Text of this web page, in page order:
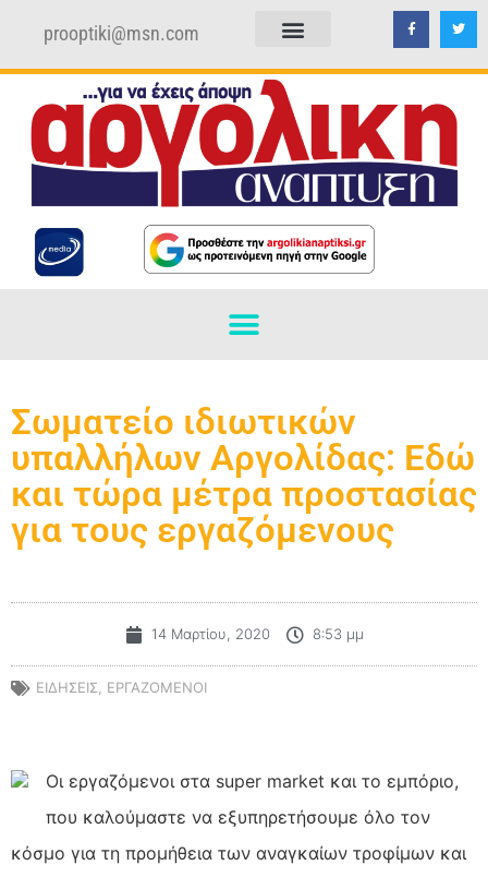
prooptiki@msn.com
Σωματείο ιδιωτικών
υπαλλήλων Aργολίδας: Εδώ
και τώρα μέτρα προστασίας
για τους εργαζόμενους
14 Μαρτίου, 2020 8:53 μμ
ΕΙΔΗΣΕΙΣ, ΕΡΓΑΖΟΜΕΝΟΙ
Οι εργαζόμενοι στα super market και το εμπόριο,
που καλούμαστε να εξυπηρετήσουμε όλο τον
κόσμο για τη προμήθεια των αναγκαίων τροφίμων και